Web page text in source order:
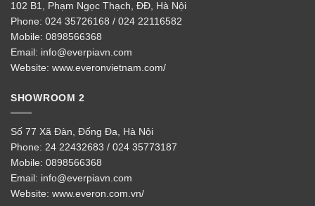
102 B1, Phạm Ngọc Thạch, ĐĐ, Hà Nội
Phone: 024 35726168 / 024 22116582
Mobile: 0898566368
Email: info@everpiavn.com
Website: www.everonvietnam.com/
SHOWROOM 2
Số 77 Xã Đàn, Đống Đa, Hà Nội
Phone: 24 22432683 / 024 35773187
Mobile: 0898566368
Email: info@everpiavn.com
Website: www.everon.com.vn/